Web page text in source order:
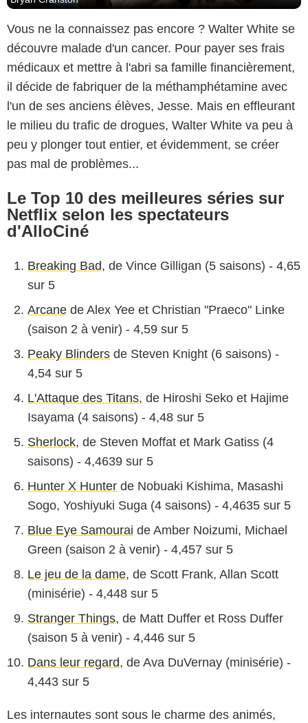
Vous ne la connaissez pas encore ? Walter White se
découvre malade d'un cancer. Pour payer ses frais
médicaux et mettre à l'abri sa famille financièrement,
il décide de fabriquer de la méthamphétamine avec
l'un de ses anciens élèves, Jesse. Mais en effleurant
le milieu du trafic de drogues, Walter White va peu à
peu y plonger tout entier, et évidemment, se créer
pas mal de problèmes...
Le Top 10 des meilleures séries sur
Netflix selon les spectateurs
d'AlloCiné
Breaking Bad, de Vince Gilligan (5 saisons) - 4,65
sur 5
Arcane de Alex Yee et Christian "Praeco" Linke
(saison 2 à venir) - 4,59 sur 5
Peaky Blinders de Steven Knight (6 saisons) -
4,54 sur 5
L'Attaque des Titans, de Hiroshi Seko et Hajime
Isayama (4 saisons) - 4,48 sur 5
Sherlock, de Steven Moffat et Mark Gatiss (4
saisons) - 4,4639 sur 5
Hunter X Hunter de Nobuaki Kishima, Masashi
Sogo, Yoshiyuki Suga (4 saisons) - 4,4635 sur 5
Blue Eye Samourai de Amber Noizumi, Michael
Green (saison 2 à venir) - 4,457 sur 5
Le jeu de la dame, de Scott Frank, Allan Scott
(minisérie) - 4,448 sur 5
Stranger Things, de Matt Duffer et Ross Duffer
(saison 5 à venir) - 4,446 sur 5
Dans leur regard, de Ava DuVernay (minisérie) -
4,443 sur 5
Les internautes sont sous le charme des animés,